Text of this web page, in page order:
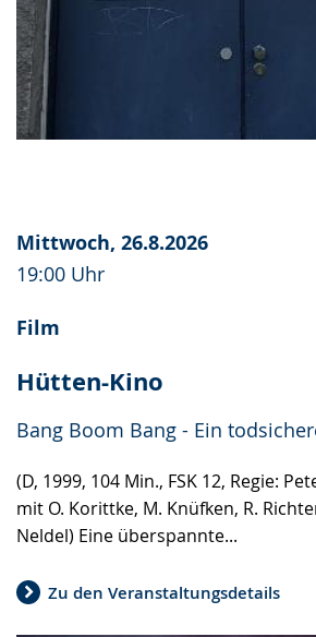
Mittwoch, 26.8.2026
19:00 Uhr
Film
Hütten-Kino
Bang Boom Bang - Ein
(D, 1999, 104 Min., FSK 12, Regie:
mit O. Korittke, M. Knüfken, R.
Neldel) Eine überspannte...
Zu den Veranstaltungsdetails